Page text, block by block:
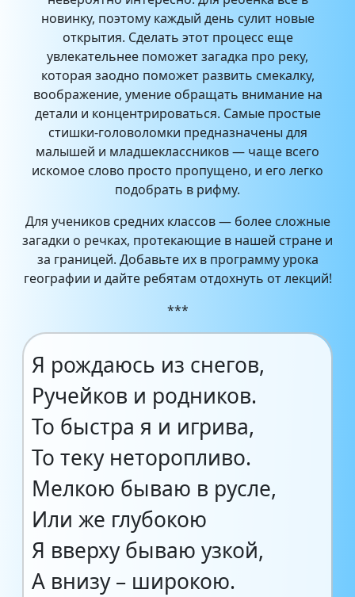
новинку, поэтому каждый день сулит новые
открытия. Сделать этот процесс еще
увлекательнее поможет загадка про реку,
которая заодно поможет развить смекалку,
воображение, умение обращать внимание на
детали и концентрироваться. Самые простые
стишки-головоломки предназначены для
малышей и младшеклассников — чаще всего
искомое слово просто пропущено, и его легко
подобрать в рифму.
Для учеников средних классов — более сложные
загадки о речках, протекающие в нашей стране и
за границей. Добавьте их в программу урока
географии и дайте ребятам отдохнуть от лекций!
***
Я рождаюсь из снегов,
Ручейков и родников.
То быстра я и игрива,
То теку неторопливо.
Мелкою бываю в русле,
Или же глубокою
Я вверху бываю узкой,
А внизу – широкою.